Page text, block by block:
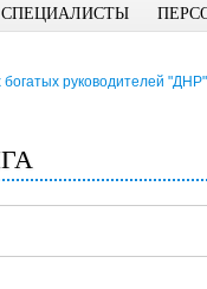
СПЕЦИАЛИСТЫ
руководителей